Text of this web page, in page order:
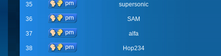
35 supersonic
36 SAM
37 alfa
38 Hop234